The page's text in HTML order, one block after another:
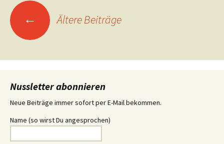
Beitrags-
Navigation
← Ältere Beiträge
Nussletter abonnieren
Neue Beiträge immer sofort per E-Mail bekommen.
Name (so wirst Du angesprochen)